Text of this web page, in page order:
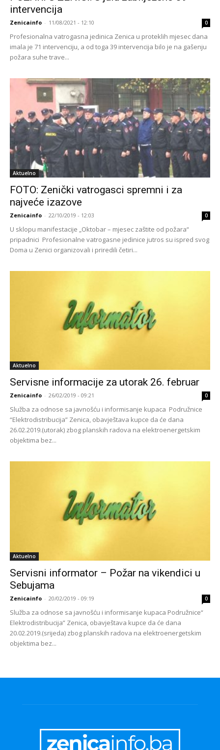
intervencija
Zenicainfo - 11/08/2021 - 12:10 0
Profesionalna vatrogasna jedinica Zenica u proteklih mjesec dana
imala je 71 intervenciju, a od toga 39 intervencija bilo je na gašenju
požara suhe trave...
Aktuelno
FOTO: Zenički vatrogasci spremni i za
najveće izazove
Zenicainfo - 22/10/2019 - 12:03 0
U sklopu manifestacije „Oktobar – mjesec zaštite od požara“
pripadnici Profesionalne vatrogasne jedinice jutros su ispred svog
Doma u Zenici organizovali i priredili četiri...
Aktuelno
Servisne informacije za utorak 26. februar
Zenicainfo - 26/02/2019 - 09:21 0
Služba za odnose sa javnošću i informisanje kupaca Podružnice
“Elektrodistribucija” Zenica, obavještava kupce da će dana
26.02.2019.(utorak) zbog planskih radova na elektroenergetskim
objektima bez...
Aktuelno
Servisni informator – Požar na vikendici u
Sebujama
Zenicainfo - 20/02/2019 - 09:19 0
Služba za odnose sa javnošću i informisanje kupaca Podružnice“
Elektrodistribucija” Zenica, obavještava kupce da će dana
20.02.2019.(srijeda) zbog planskih radova na elektroenergetskim
objektima bez...